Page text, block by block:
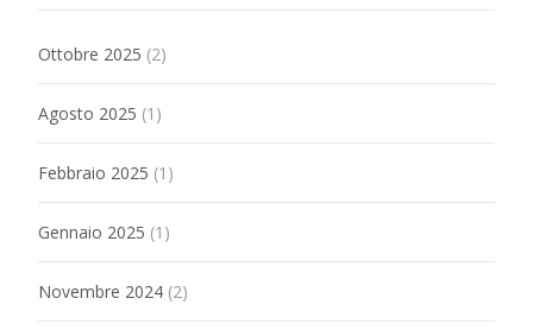
Ottobre 2025 (2)
Agosto 2025 (1)
Febbraio 2025 (1)
Gennaio 2025 (1)
Novembre 2024 (2)